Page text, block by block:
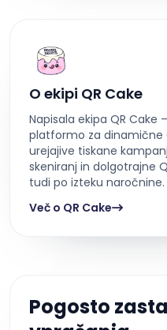
O ekipi QR Cake
Napisala ekipa QR Cake
platformo za dinamične
urejajive tiskane
skeniranj in dolgotrajne
tudi po izteku naročnine.
Več o QR Cake
Pogosto